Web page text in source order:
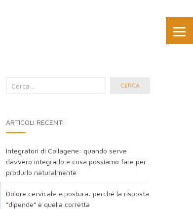
Cerca
CERCA
ARTICOLI RECENTI
Integratori di Collagene: quando serve
davvero integrarlo e cosa possiamo fare per
produrlo naturalmente
Dolore cervicale e postura: perché la risposta
“dipende” è quella corretta